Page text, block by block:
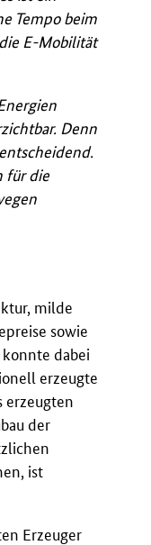
Tempo beim
E-Mobilität
Denn
für die
milde
sowie
dabei
erzeugte
erzeugten
der
ist
Erzeuger